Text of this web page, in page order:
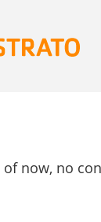
now, no